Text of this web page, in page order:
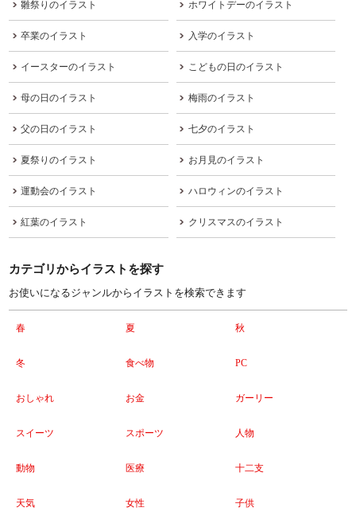
雛祭りのイラスト ホワイトデーのイラスト
卒業のイラスト 入学のイラスト
イースターのイラスト こどもの日のイラスト
母の日のイラスト 梅雨のイラスト
父の日のイラスト 七夕のイラスト
夏祭りのイラスト お月見のイラスト
運動会のイラスト ハロウィンのイラスト
紅葉のイラスト クリスマスのイラスト
カテゴリからイラストを探す
お使いになるジャンルからイラストを検索できます
春 夏 秋
冬 食べ物 PC
おしゃれ お金 ガーリー
スイーツ スポーツ 人物
動物 医療 十二支
天気 女性 子供